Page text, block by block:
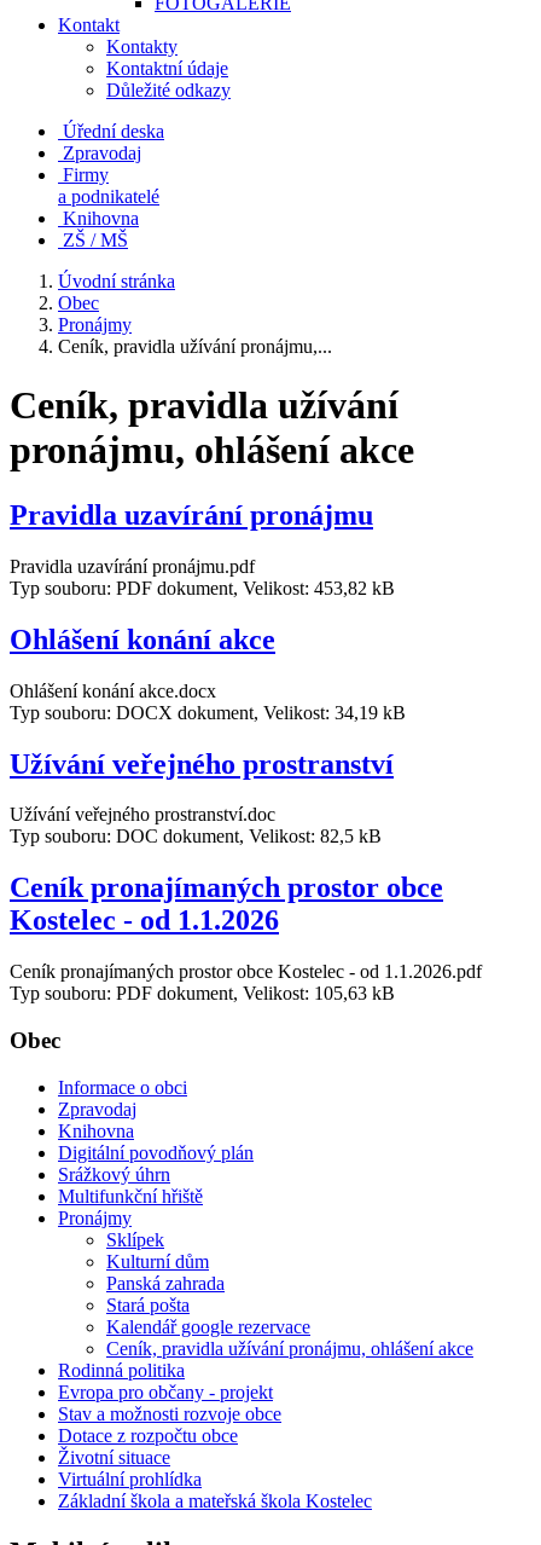
Kontakt
Kontakty
Kontaktní údaje
Důležité odkazy
Úřední deska
Zpravodaj
Firmy
a podnikatelé
Knihovna
ZŠ / MŠ
Úvodní stránka
Obec
Pronájmy
Ceník, pravidla užívání pronájmu,...
Ceník, pravidla užívání
pronájmu, ohlášení akce
Pravidla uzavírání pronájmu
Pravidla uzavírání pronájmu.pdf
Typ souboru: PDF dokument, Velikost: 453,82 kB
Ohlášení konání akce
Ohlášení konání akce.docx
Typ souboru: DOCX dokument, Velikost: 34,19 kB
Užívání veřejného prostranství
Užívání veřejného prostranství.doc
Typ souboru: DOC dokument, Velikost: 82,5 kB
Ceník pronajímaných prostor obce
Kostelec - od 1.1.2026
Ceník pronajímaných prostor obce Kostelec - od 1.1.2026.pdf
Typ souboru: PDF dokument, Velikost: 105,63 kB
Obec
Informace o obci
Zpravodaj
Knihovna
Digitální povodňový plán
Srážkový úhrn
Multifunkční hřiště
Pronájmy
Sklípek
Kulturní dům
Panská zahrada
Stará pošta
Kalendář google rezervace
Ceník, pravidla užívání pronájmu, ohlášení akce
Rodinná politika
Evropa pro občany - projekt
Stav a možnosti rozvoje obce
Dotace z rozpočtu obce
Životní situace
Virtuální prohlídka
Základní škola a mateřská škola Kostelec